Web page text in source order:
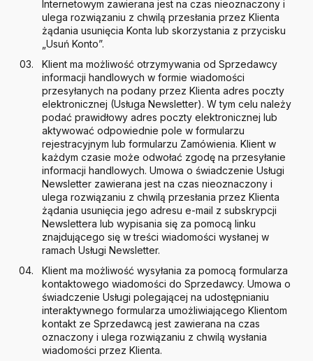
Internetowym zawierana jest na czas nieoznaczony i
ulega rozwiązaniu z chwilą przesłania przez Klienta
żądania usunięcia Konta lub skorzystania z przycisku
„Usuń Konto”.
Klient ma możliwość otrzymywania od Sprzedawcy
informacji handlowych w formie wiadomości
przesyłanych na podany przez Klienta adres poczty
elektronicznej (Usługa Newsletter). W tym celu należy
podać prawidłowy adres poczty elektronicznej lub
aktywować odpowiednie pole w formularzu
rejestracyjnym lub formularzu Zamówienia. Klient w
każdym czasie może odwołać zgodę na przesyłanie
informacji handlowych. Umowa o świadczenie Usługi
Newsletter zawierana jest na czas nieoznaczony i
ulega rozwiązaniu z chwilą przesłania przez Klienta
żądania usunięcia jego adresu e-mail z subskrypcji
Newslettera lub wypisania się za pomocą linku
znajdującego się w treści wiadomości wysłanej w
ramach Usługi Newsletter.
Klient ma możliwość wysyłania za pomocą formularza
kontaktowego wiadomości do Sprzedawcy. Umowa o
świadczenie Usługi polegającej na udostępnianiu
interaktywnego formularza umożliwiającego Klientom
kontakt ze Sprzedawcą jest zawierana na czas
oznaczony i ulega rozwiązaniu z chwilą wysłania
wiadomości przez Klienta.